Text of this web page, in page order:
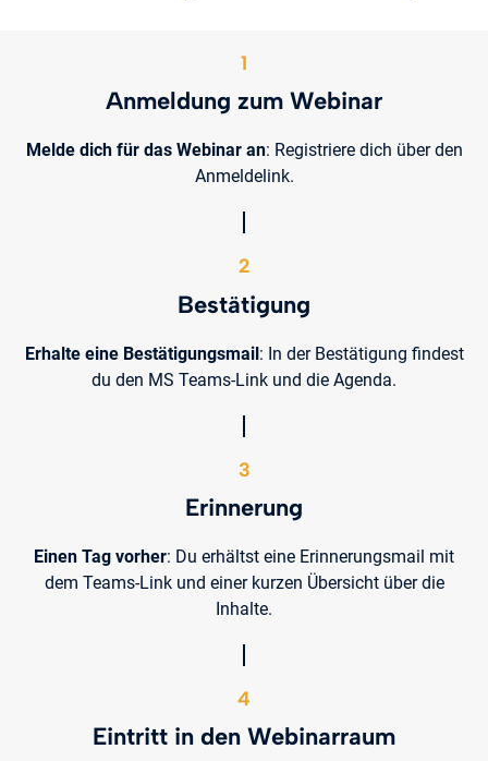
1
Anmeldung zum Webinar
Melde dich für das Webinar an: Registriere dich über den
Anmeldelink.
2
Bestätigung
Erhalte eine Bestätigungsmail: In der Bestätigung findest
du den MS Teams-Link und die Agenda.
3
Erinnerung
Einen Tag vorher: Du erhältst eine Erinnerungsmail mit
dem Teams-Link und einer kurzen Übersicht über die
Inhalte.
4
Eintritt in den Webinarraum